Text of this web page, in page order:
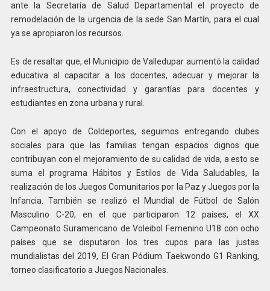
ante la Secretaría de Salud Departamental el proyecto de
remodelación de la urgencia de la sede San Martín, para el cual
ya se apropiaron los recursos.
Es de resaltar que, el Municipio de Valledupar aumentó la calidad
educativa al capacitar a los docentes, adecuar y mejorar la
infraestructura, conectividad y garantías para docentes y
estudiantes en zona urbana y rural.
Con el apoyo de Coldeportes, seguimos entregando clubes
sociales para que las familias tengan espacios dignos que
contribuyan con el mejoramiento de su calidad de vida, a esto se
suma el programa Hábitos y Estilos de Vida Saludables, la
realización de los Juegos Comunitarios por la Paz y Juegos por la
Infancia. También se realizó el Mundial de Fútbol de Salón
Masculino C-20, en el que participaron 12 países, el XX
Campeonato Suramericano de Voleibol Femenino U18 con ocho
países que se disputaron los tres cupos para las justas
mundialistas del 2019, El Gran Pódium Taekwondo G1 Ranking,
torneo clasificatorio a Juegos Nacionales.